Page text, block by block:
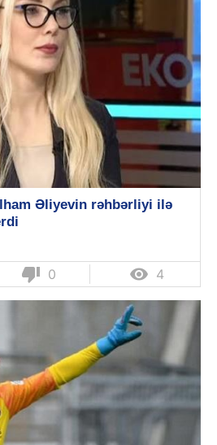
Əliyevin rəhbərliyi ilə
thumb_down 0  4